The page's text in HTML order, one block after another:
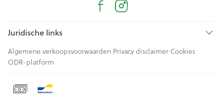
Juridische links
Algemene verkoopsvoorwaarden Privacy disclaimer Cookies
ODR-platform